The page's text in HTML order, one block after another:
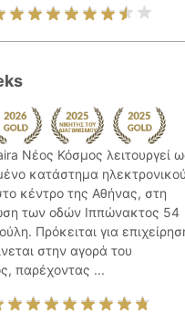
Νέος Κόσμος λειτουργεί
κατάστημα ηλεκτρονικού
κέντρο της Αθήνας, στη
των οδών Ιππώνακτος 54
Πρόκειται για
στην αγορά του
παρέχοντας ...